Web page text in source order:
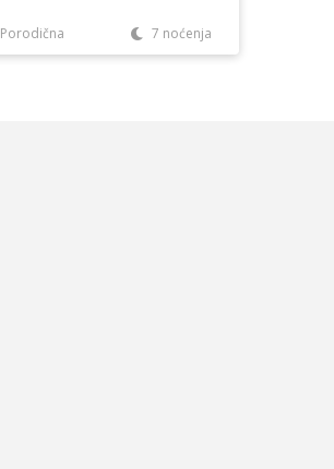
Porodična 7 noćenja